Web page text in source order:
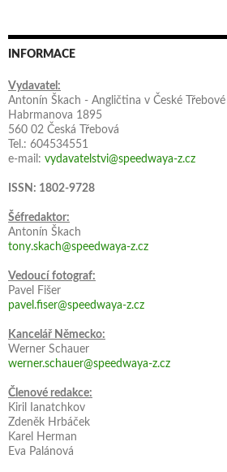
INFORMACE
Vydavatel:
Antonín Škach - Angličtina v České Třebové
Habrmanova 1895
560 02 Česká Třebová
Tel.: 604534551
e-mail: vydavatelstvi@speedwaya-z.cz
ISSN: 1802-9728
Šéfredaktor:
Antonín Škach
tony.skach@speedwaya-z.cz
Vedoucí fotograf:
Pavel Fišer
pavel.fiser@speedwaya-z.cz
Kancelář Německo:
Werner Schauer
werner.schauer@speedwaya-z.cz
Členové redakce:
Kiril Ianatchkov
Zdeněk Hrbáček
Karel Herman
Eva Palánová